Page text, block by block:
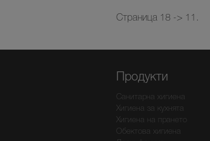
Страница 18 -> 11.
Продукти
Санитарна хигиена
Хигиена за кухнята
Хигиена на прането
Обектова хигиена